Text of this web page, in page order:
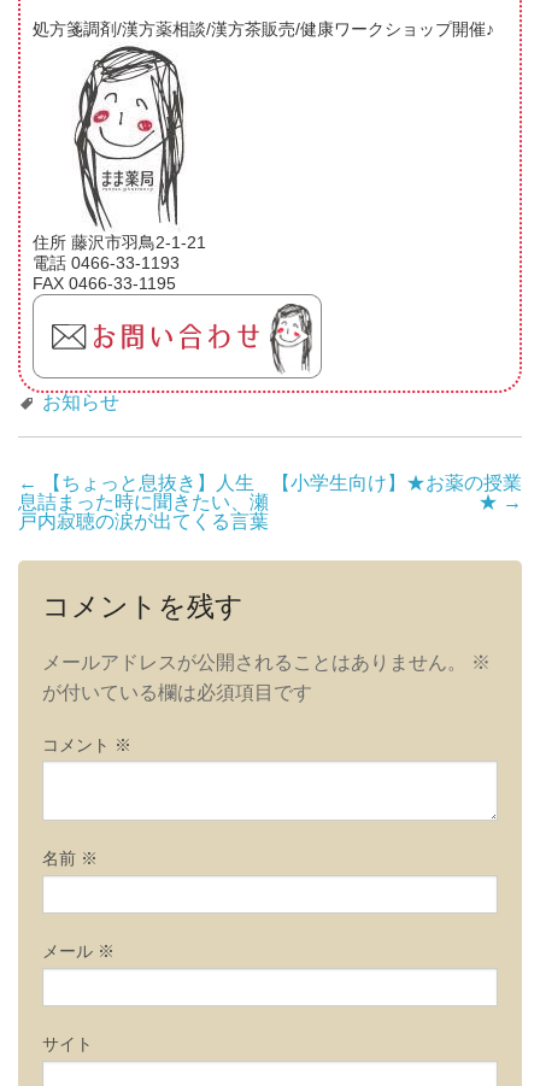
処方箋調剤/漢方薬相談/漢方茶販売/健康ワークショップ開催♪
住所 藤沢市羽鳥2-1-21
電話 0466-33-1193
FAX 0466-33-1195
お知らせ
投
稿
ナ
シ
ン
←
【ちょっと息抜き】人生
息詰まった時に聞きたい、瀬
戸内寂聴の涙が出てくる言葉
【小学生向け】★お薬の授業
★ →
コメントを残す
メールアドレスが公開されることはありません。
※
が付いている欄は必須項目です
コメント ※
名前 ※
メール ※
サイト